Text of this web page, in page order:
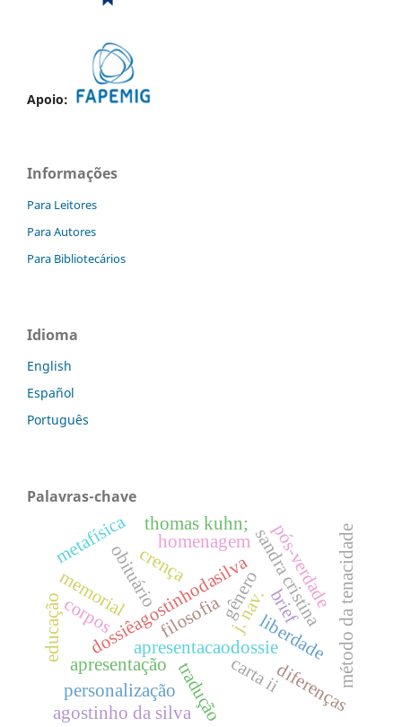
Apoio:
Informações
Para Leitores
Para Autores
Para Bibliotecários
Idioma
English
Español
Português
Palavras-chave
apresentação
dossiêagostinhodasilva
apresentacaodossie
tradução
brief
j. nav.
agostinho da silva
carta ii
sandra cristina
obituáriohomenagem
memorial
diferenças
corpos filosofia
metafísica
educação
personalização
pós-verdade
crença método da tenacidade
gênero
liberdade
thomas kuhn;